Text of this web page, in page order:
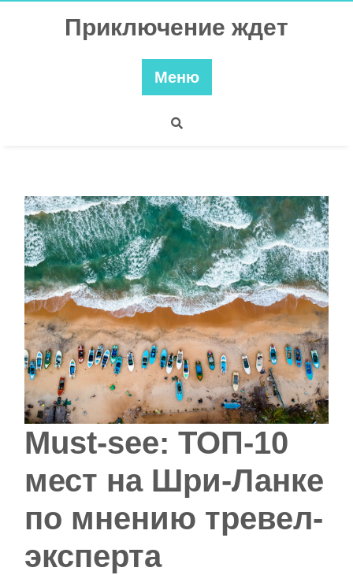
Приключение ждет
Меню
Must-see: ТОП-10
мест на Шри-Ланке
по мнению тревел-
эксперта